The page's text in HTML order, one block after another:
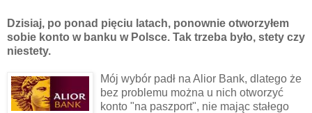
Dzisiaj, po ponad pięciu latach, ponownie otworzyłem
sobie konto w banku w Polsce. Tak trzeba było, stety czy
niestety.
Mój wybór padł na Alior Bank, dlatego że
bez problemu można u nich otworzyć
konto "na paszport", nie mając stałego